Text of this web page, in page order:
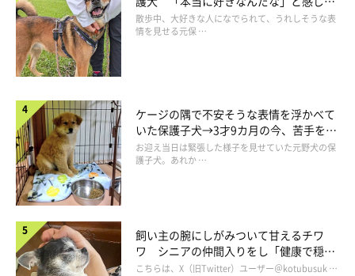
@kuma_pon0907
飼い主さんによれば、ぽん太郎くんの「フミフミ」は普段からよ
な」と思いながら見ているといいます。
飼い主さん：
「あのときのぽん太郎も、とても可愛くて癒されました。ぽん太
郎にとって、『フミフミ』は安心して眠りにつける行動なのかな
と思っています」
表情にほっこり
散歩中、大好きな人になでられて、うれしそうな表
情を見せる元保 …
ケージの隅で不安そうな表情を浮かべて
いた保護子犬→3才9カ月の今、苦手を克
服し頼もしいコに成長！
お迎え当日は緊張した様子を見せていた元野犬の保
護子犬。あれか …
飼い主の腕にしがみついて甘えるチワ
ワ シニアの仲間入りをし「健康で穏や
かな暮らしが続いてほしい」と願う
こちらは、X（旧Twitter）ユーザー＠kotubusuk …